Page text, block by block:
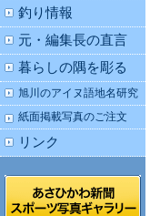
釣り情報
元・編集長の直言
暮らしの隅を彫る
旭川のアイヌ語地名研究
紙面掲載写真のご注文
リンク